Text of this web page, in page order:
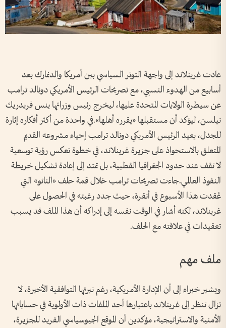
عادت غرينلاند إلى واجهة التوتر السياسي بين أمريكا والدنمارك بعد
أسابيع من الهدوء النسبي، مع تصريحات الرئيس الأمريكي دونالد ترامب
عن سيطرة الولايات المتحدة عليها، ليخرج رئيس وزرائها ينس فريدريك
نيلسن، ليؤكد أن مستقبلها «يقرره أهلها».في واحدة من أكثر أفكاره إثارة
للجدل، يعيد الرئيس الأمريكي دونالد ترامب إحياء مشروعه القديم
المتعلق بالاستحواذ على جزيرة غرينلاند، في خطوة تعكس رؤية توسعية
لا تقف عند حدود الجغرافيا القطبية، بل تمتد إلى إعادة تشكيل خريطة
النفوذ العالمي.جاءت تصريحات ترامب خلال قمة حلف «الناتو» التي
عُقدت هذا الأسبوع في أنقرة، حيث جدد رغبته في الحصول على
غرينلاند، لكنه أشار في الوقت نفسه إلى إدراكه أن هذا الملف قد يسبب
تعقيدات في علاقته مع الحلف.
ملف مهم
ويشير خبراء إلى أن الإدارة الأمريكية، رغم نبرتها التوافقية الأخيرة، لا
تزال تنظر إلى غرينلاند باعتبارها أحد الملفات ذات الأولوية في حساباتها
الأمنية والاستراتيجية، مؤكدين أن الموقع الجيوسياسي الفريد للجزيرة،